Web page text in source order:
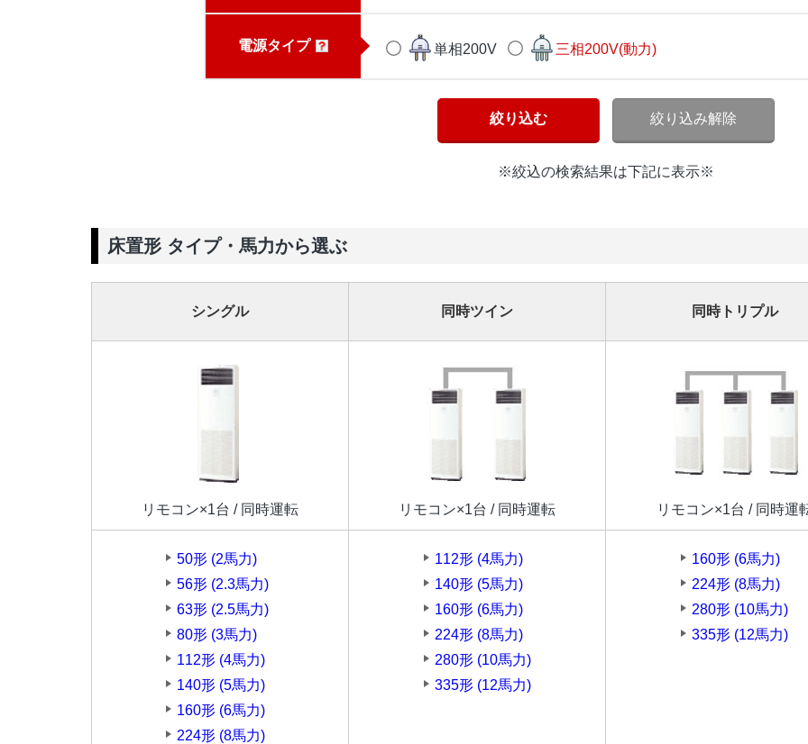
電源タイプ 単相200V 三相200V(動力)
※絞込の検索結果は下記に表示※
床置形 タイプ・馬力から選ぶ
シングル
リモコン×1台 / 同時運転
50形 (2馬力)
56形 (2.3馬力)
63形 (2.5馬力)
80形 (3馬力)
112形 (4馬力)
140形 (5馬力)
160形 (6馬力)
224形 (8馬力)
同時ツイン
リモコン×1台 / 同時運転
112形 (4馬力)
140形 (5馬力)
160形 (6馬力)
224形 (8馬力)
280形 (10馬力)
335形 (12馬力)
同時トリプル
リモコン×1台 / 同時運
160形 (6馬力)
224形 (8馬力)
280形 (10馬力)
335形 (12馬力)